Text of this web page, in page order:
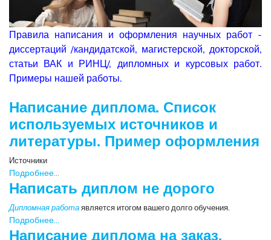
Правила написания и оформления научных работ -
диссертаций /кандидатской, магистерской, докторской,
статьи ВАК и РИНЦ/, дипломных и курсовых работ.
Примеры нашей работы.
Написание диплома. Список
используемых источников и
литературы. Пример оформления
Источники
Подробнее...
Написать диплом не дорого
Дипломная работаявляется итогом вашего долго обучения.
Подробнее...
Написание диплома на заказ.